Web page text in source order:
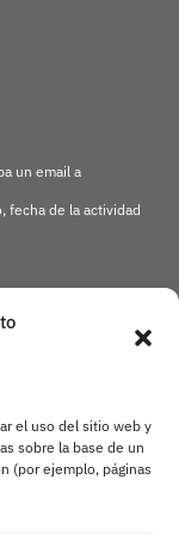
el uso del sitio web y
sobre la base de un
(por ejemplo, páginas
un email a
fecha de la actividad